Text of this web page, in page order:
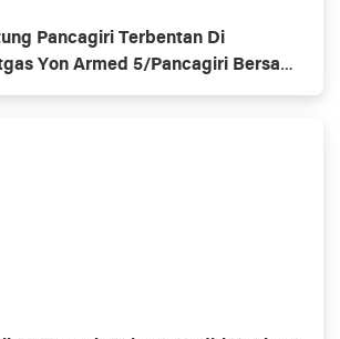
Pancagiri Terbentan Di
Yon Armed 5/Pancagiri Bersama
Dan PT MA/BDRMS